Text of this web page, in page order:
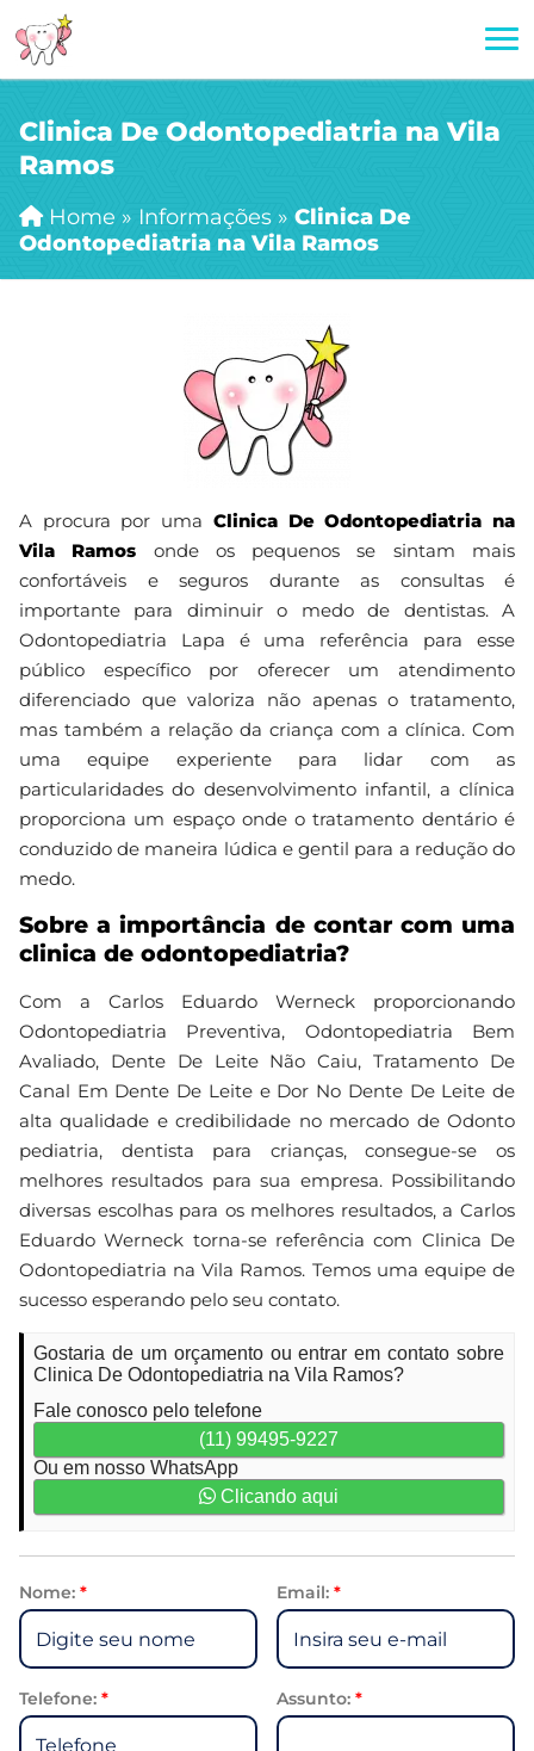
Clinica De Odontopediatria na Vila
Ramos
Home » Informações » Clinica De
Odontopediatria na Vila Ramos
A procura por uma Clinica De Odontopediatria na
Vila Ramos onde os pequenos se sintam mais
confortáveis e seguros durante as consultas é
importante para diminuir o medo de dentistas. A
Odontopediatria Lapa é uma referência para esse
público específico por oferecer um atendimento
diferenciado que valoriza não apenas o tratamento,
mas também a relação da criança com a clínica. Com
uma equipe experiente para lidar com as
particularidades do desenvolvimento infantil, a clínica
proporciona um espaço onde o tratamento dentário é
conduzido de maneira lúdica e gentil para a redução do
medo.
Sobre a importância de contar com uma
clinica de odontopediatria?
Com a Carlos Eduardo Werneck proporcionando
Odontopediatria Preventiva, Odontopediatria Bem
Avaliado, Dente De Leite Não Caiu, Tratamento De
Canal Em Dente De Leite e Dor No Dente De Leite de
alta qualidade e credibilidade no mercado de Odonto
pediatria, dentista para crianças, consegue-se os
melhores resultados para sua empresa. Possibilitando
diversas escolhas para os melhores resultados, a Carlos
Eduardo Werneck torna-se referência com Clinica De
Odontopediatria na Vila Ramos. Temos uma equipe de
sucesso esperando pelo seu contato.
Gostaria de um orçamento ou entrar em contato sobre
Clinica De Odontopediatria na Vila Ramos?
Fale conosco pelo telefone
(11) 99495-9227
Ou em nosso WhatsApp
Clicando aqui
Nome: * Email: *
Telefone: * Assunto: *